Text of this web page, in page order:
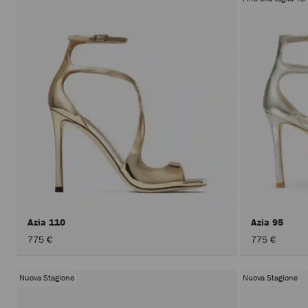
Azia 110
775 €
Azia 95
775 €
Nuova Stagione Nuova Stagione